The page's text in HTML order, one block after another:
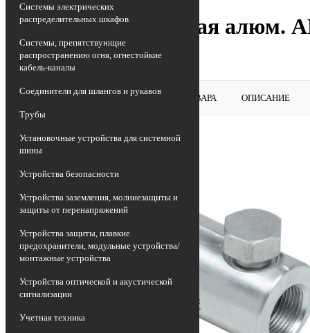
Системы электрических
распределительных шкафов
Системы, препятствующие
распространению огня, огнестойкие
кабель-каналы
Соединители для шлангов и рукавов
Трубы
Установочные устройства для системной
шины
Устройства безопасности
Устройства заземления, молниезащиты и
защиты от перенапряжений
Устройства защиты, плавкие
предохранители, модульные устройства/
монтажные устройства
Устройства оптической и акустической
сигнализации
Учетная техника
Гильза механическая
ВЕРНУТЬСЯ В РАЗДЕЛ ОБЗОР ТОВАРА ОПИСАНИЕ